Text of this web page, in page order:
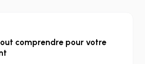
comprendre pour votre